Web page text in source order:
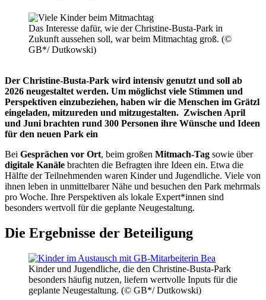
Das Interesse dafür, wie der Christine-Busta-Park in
Zukunft aussehen soll, war beim Mitmachtag groß. (©
GB*/ Dutkowski)
Der Christine-Busta-Park wird intensiv genutzt und soll ab
2026 neugestaltet werden. Um möglichst viele Stimmen und
Perspektiven einzubeziehen, haben wir die Menschen im Grätzl
eingeladen, mitzureden und mitzugestalten. Zwischen April
und Juni brachten rund 300 Personen ihre Wünsche und Ideen
für den neuen Park ein
Bei Gesprächen vor Ort, beim großen Mitmach-Tag sowie über
digitale Kanäle brachten die Befragten ihre Ideen ein. Etwa die
Hälfte der Teilnehmenden waren Kinder und Jugendliche. Viele von
ihnen leben in unmittelbarer Nähe und besuchen den Park mehrmals
pro Woche. Ihre Perspektiven als lokale Expert*innen sind
besonders wertvoll für die geplante Neugestaltung.
Die Ergebnisse der Beteiligung
Kinder und Jugendliche, die den Christine-Busta-Park
besonders häufig nutzen, liefern wertvolle Inputs für die
geplante Neugestaltung. (© GB*/ Dutkowski)